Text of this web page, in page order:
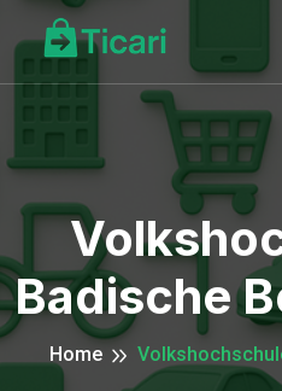
Badische
Home